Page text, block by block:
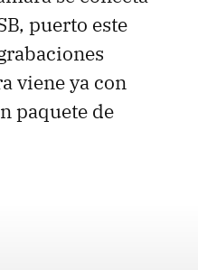
puerto este
viene ya con
paquete de